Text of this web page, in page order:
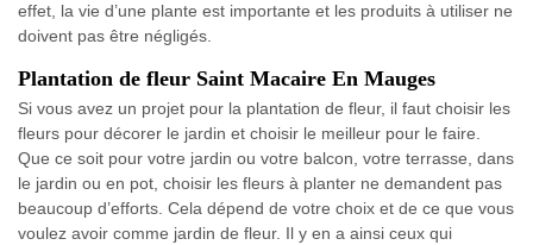
effet, la vie d’une plante est importante et les produits à utiliser ne
doivent pas être négligés.
Plantation de fleur Saint Macaire En Mauges
Si vous avez un projet pour la plantation de fleur, il faut choisir les
fleurs pour décorer le jardin et choisir le meilleur pour le faire.
Que ce soit pour votre jardin ou votre balcon, votre terrasse, dans
le jardin ou en pot, choisir les fleurs à planter ne demandent pas
beaucoup d’efforts. Cela dépend de votre choix et de ce que vous
voulez avoir comme jardin de fleur. Il y en a ainsi ceux qui